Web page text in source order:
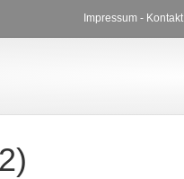
Impressum- Kontakt